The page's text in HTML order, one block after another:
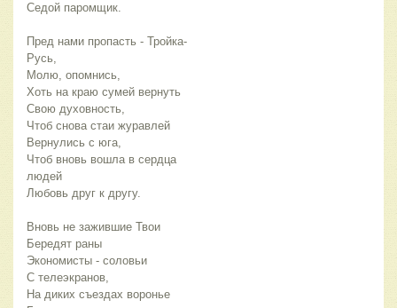
Седой паромщик.
Пред нами пропасть - Тройка-
Русь,
Молю, опомнись,
Хоть на краю сумей вернуть
Свою духовность,
Чтоб снова стаи журавлей
Вернулись с юга,
Чтоб вновь вошла в сердца
людей
Любовь друг к другу.
Вновь не зажившие Твои
Бередят раны
Экономисты - соловьи
С телеэкранов,
На диких съездах воронье